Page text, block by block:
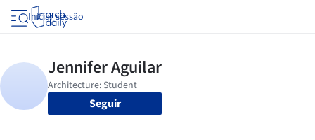
Iniciar sessão
Seguir